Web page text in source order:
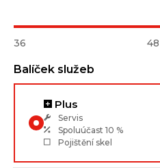
36 48
Balíček služeb
Plus
Servis
Spoluúčast 10 %
Pojištění skel